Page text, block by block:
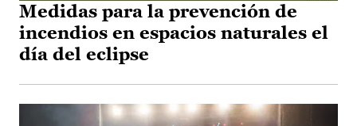
Medidas para la prevención de
incendios en espacios naturales el
día del eclipse